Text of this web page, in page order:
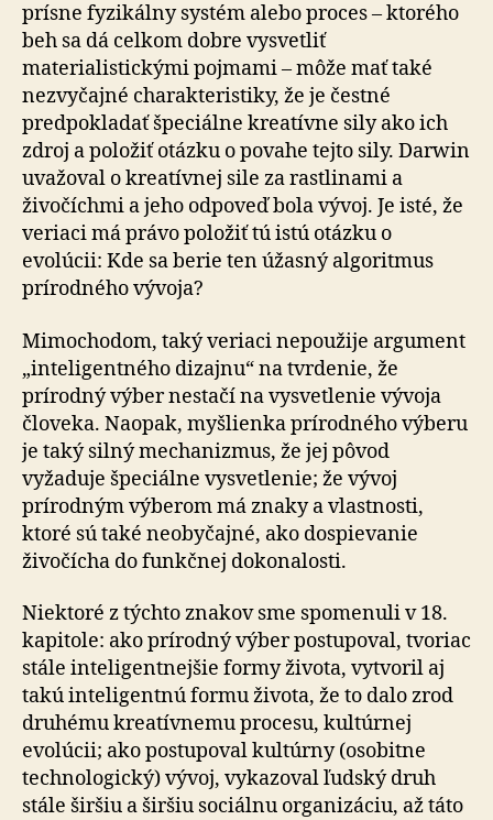
prísne fyzikálny systém alebo proces – ktorého
beh sa dá celkom dobre vysvetliť
materialistickými pojmami – môže mať také
nezvyčajné charakteristiky, že je čestné
predpokladať špeciálne kreatívne sily ako ich
zdroj a položiť otázku o povahe tejto sily. Darwin
uvažoval o kreatívnej sile za rastlinami a
živočíchmi a jeho odpoveď bola vývoj. Je isté, že
veriaci má právo položiť tú istú otázku o
evolúcii: Kde sa berie ten úžasný algoritmus
prírodného vývoja?
Mimochodom, taký veriaci nepoužije argument
„inteligentného dizajnu“ na tvrdenie, že
prírodný výber nestačí na vysvetlenie vývoja
človeka. Naopak, myšlienka prírodného výberu
je taký silný mechanizmus, že jej pôvod
vyžaduje špeciálne vysvetlenie; že vývoj
prírodným výberom má znaky a vlastnosti,
ktoré sú také neobyčajné, ako dospievanie
živočícha do funkčnej dokonalosti.
Niektoré z týchto znakov sme spomenuli v 18.
kapitole: ako prírodný výber postupoval, tvoriac
stále inteligentnejšie formy života, vytvoril aj
takú inteligentnú formu života, že to dalo zrod
druhému kreatívnemu procesu, kultúrnej
evolúcii; ako postupoval kultúrny (osobitne
technologický) vývoj, vykazoval ľudský druh
stále širšiu a širšiu sociálnu organizáciu, až táto